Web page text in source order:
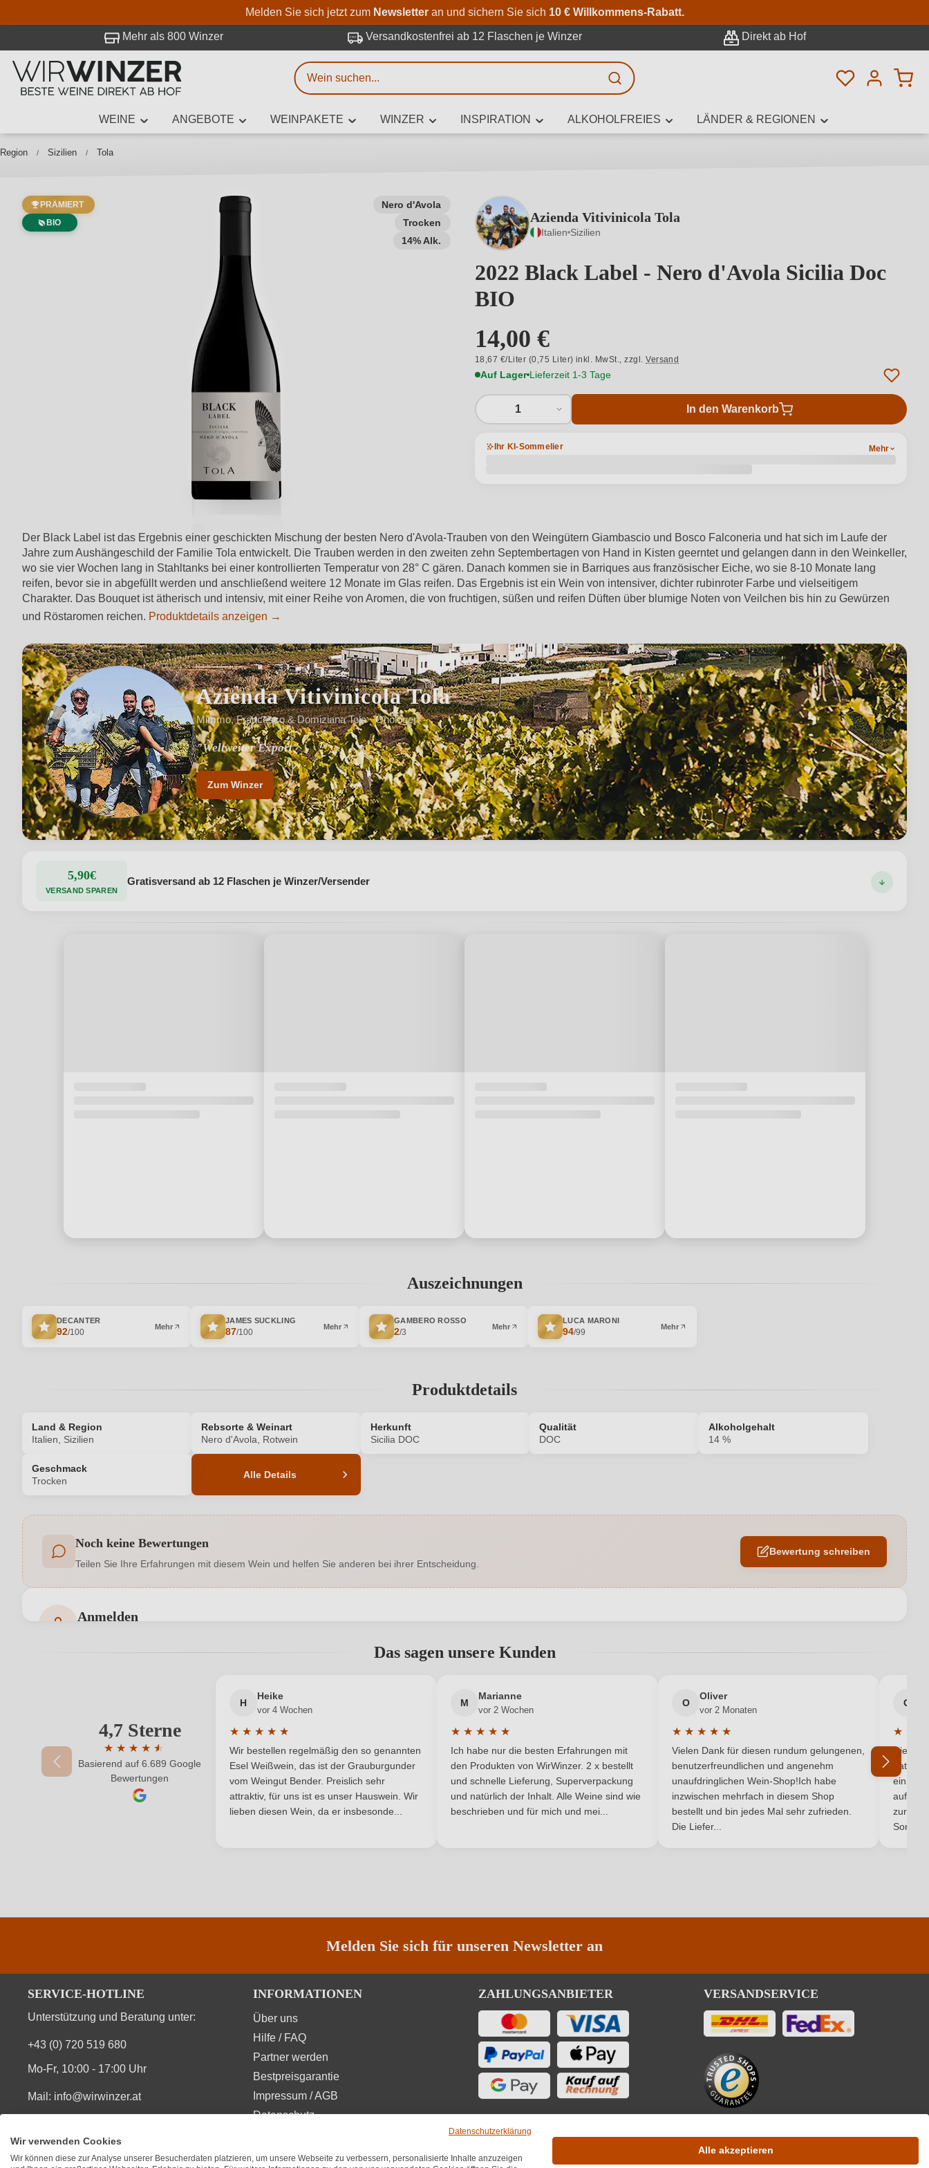
Zum Hauptinhalt springen
Zur Suche springen
Zur Hauptnavigation springen
Melden Sie sich jetzt zum Newsletteran und sichern Sie sich 10 € Willkommens-Rabatt.
Mehr als 800 Winzer Versandkostenfrei ab 12 Flaschen je Winzer Direkt ab Hof
Du hast 0
WEINE ANGEBOTE WEINPAKETE WINZER INSPIRATION ALKOHOLFREIES LÄNDER & REGIONEN
Region Sizilien Tola
Nero d'Avola
Trocken
14% Alk.
PRÄMIERT
BIO
Azienda Vitivinicola Tola
Italien Sizilien
2022 Black Label - Nero d'Avola Sicilia Doc
BIO
14,00 €
18,67 €/Liter (0,75 Liter) inkl. MwSt.,zzgl.Versand
Auf Lager Lieferzeit 1-3 Tage
1 In den Warenkorb
Ihr KI-Sommelier Mehr
Der Black Label ist das Ergebnis einer geschickten Mischung der besten Nero d'Avola-Trauben von den Weingütern Giambascio und Bosco Falconeria und hat sich im Laufe der
Jahre zum Aushängeschild der Familie Tola entwickelt. Die Trauben werden in den zweiten zehn Septembertagen von Hand in Kisten geerntet und gelangen dann in den Weinkeller,
wo sie vier Wochen lang in Stahltanks bei einer kontrollierten Temperatur von 28° C gären. Danach kommen sie in Barriques aus französischer Eiche, wo sie 8-10 Monate lang
reifen, bevor sie in abgefüllt werden und anschließend weitere 12 Monate im Glas reifen. Das Ergebnis ist ein Wein von intensiver, dichter rubinroter Farbe und vielseitigem
Charakter. Das Bouquet ist ätherisch und intensiv, mit einer Reihe von Aromen, die von fruchtigen, süßen und reifen Düften über blumige Noten von Veilchen bis hin zu Gewürzen
und Röstaromen reichen. Produktdetails anzeigen →
Azienda Vitivinicola Tola
Mimmo, Francesco & Domiziana Tola · Önologen
"Weltweiter Export"
"Weine mit exotische Aromen des sizilianischen Landes"
Zum Winzer
5,90€
VERSAND SPAREN
Gratisversand ab 12 Flaschen je Winzer/Versender
Auszeichnungen
DECANTER
92/100
Mehr
JAMES SUCKLING
87/100
Mehr
GAMBERO ROSSO
2/3
Mehr
LUCA MARONI
94/99
Mehr
Produktdetails
Land & Region
Italien, Sizilien
Rebsorte & Weinart
Nero d'Avola, Rotwein
Herkunft
Sicilia DOC
Qualität
DOC
Alkoholgehalt
14 %
Geschmack
Trocken
Alle Details
Allergene Barrique
Auszeichnungen EU
Azienda Vitivinicola Tola Girolamo Sas di Tola Domiziana, Via Giacomo Matteotti
Inhalt 0,75 L
Jahrgang Land Italien
Qualität Rebsorte Nero d'Avola
Traubenfarbe Rot
Noch keine Bewertungen
Teilen Sie Ihre Erfahrungen mit diesem Wein und helfen Sie anderen bei ihrer Entscheidung.
Bewertung schreiben
Anmelden
Ihre E-Mail-Adresse
Ihr Passwort
Ich habe mein Passwort vergessen
Das sagen unsere Kunden
4,7 Sterne
★ ★ ★ ★ ★
★
Durchschnittliche Bewertung von 4.7 von 5 Sternen
Basierend auf 6.689 Google
Bewertungen
H
Heike
vor 4 Wochen
★ ★ ★ ★ ★
Durchschnittliche Bewertung von 5 von 5 Sternen
Wir bestellen regelmäßig den so genannten
Esel Weißwein, das ist der Grauburgunder
vom Weingut Bender. Preislich sehr
attraktiv, für uns ist es unser Hauswein. Wir
lieben diesen Wein, da er insbesonde...
M
Marianne
vor 2 Wochen
★ ★ ★ ★ ★
Durchschnittliche Bewertung von 5 von 5 Sternen
Ich habe nur die besten Erfahrungen mit
den Produkten von WirWinzer. 2 x bestellt
und schnelle Lieferung, Superverpackung
und natürlich der Inhalt. Alle Weine sind wie
beschrieben und für mich und mei...
O
Oliver
vor 2 Monaten
★ ★ ★ ★ ★
Durchschnittliche Bewertung von 5 von 5 Sternen
Vielen Dank für diesen rundum gelungenen,
benutzerfreundlichen und angenehm
unaufdringlichen Wein-Shop!Ich habe
inzwischen mehrfach in diesem Shop
bestellt und bin jedes Mal sehr zufrieden.
Die Liefer...
G
★ ★
Die
hat
einmal
auf
zurück
Son...
Melden Sie sich für unseren Newsletter an
SERVICE-HOTLINE
Unterstützung und Beratung unter:
+43 (0) 720 519 680
Mo-Fr, 10:00 - 17:00 Uhr
Mail: info@wirwinzer.at
INFORMATIONEN
Über uns
Hilfe / FAQ
Partner werden
Bestpreisgarantie
Impressum / AGB
Datenschutz
ZAHLUNGSANBIETER VERSANDSERVICE
SIE FINDEN UNS AUCH AUF BEWERTUNGEN
Weinsuche
Mindestens 3 Zeichen eingeben
Erweiterte Suche
Beschreiben Sie, welchen Wein Sie suchen – ob nach Geschmack, Anlass, Weinnamen,
Rebsorte, Region, Winzer oder anderen Kriterien.
bei WirWinzer.
Datenschutzerklärung
Wir verwenden Cookies
Wir können diese zur Analyse unserer Besucherdaten platzieren, um unsere Webseite zu verbessern, personalisierte Inhalte anzuzeigen
Alle akzeptieren